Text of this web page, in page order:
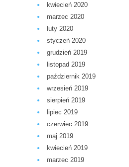
kwiecień 2020
marzec 2020
luty 2020
styczeń 2020
grudzień 2019
listopad 2019
październik 2019
wrzesień 2019
sierpień 2019
lipiec 2019
czerwiec 2019
maj 2019
kwiecień 2019
marzec 2019